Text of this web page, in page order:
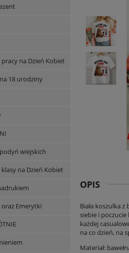
na Dzień Kobiet
18 urodziny
wiejskich
na Dzień Kobiet
Emerytki
OPIS
Biała koszulka
siebie i
każdej
na co dzień, na
Materiał: